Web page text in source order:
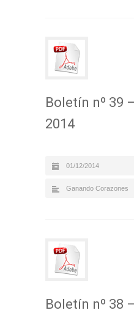
Boletín nº 39
2014
01/12/2014
Ganando Corazones
Boletín nº 38